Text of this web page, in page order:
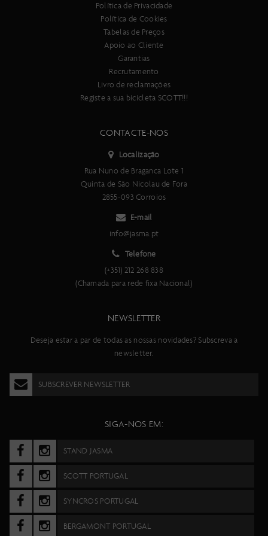
As especificacões técnicas deste produto estão sujeitas a
alterações sem aviso prévio.
As imagens deste produto são meramente ilustrativas.
DT Swiss EXP 240 específico, Travão de disco Centerlock,
Saco de roda, válvula tubeless de 80mm
Política de Privacidade
Política de Cookies
Tabelas de Preços
Apoio ao Cliente
Garantias
Recrutamento
Livro de reclamações
Registe a sua bicicleta SCOTT!!!
CONTACTE-NOS
Localização
Rua Nuno de Braganca Lote 1
Quinta de São Nicolau de Fora
2855-093 Corroios
E-mail
info@jasma.pt
Telefone
(+351) 212 268 838
(Chamada para rede fixa Nacional)
NEWSLETTER
Deseja estar a par de todas as nossas novidades? Subscreva a
newsletter.
SUBSCREVER NEWSLETTER
SIGA-NOS EM:
STAND JASMA
SCOTT PORTUGAL
SYNCROS PORTUGAL
BERGAMONT PORTUGAL